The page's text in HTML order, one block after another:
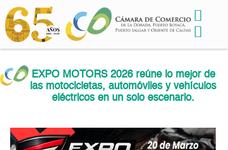
EXPO MOTORS 2026 reúne lo mejor de
las motocicletas, automóviles y vehículos
eléctricos en un solo escenario.